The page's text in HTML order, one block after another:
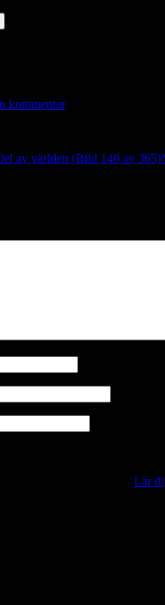
kommentar
av världen (Bild 140 av 365)
Lär